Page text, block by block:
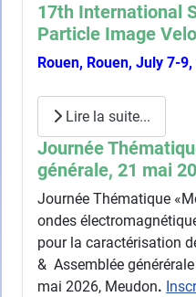
17th International
Particle Image
Rouen, Rouen, July 7-
Lire la suite...
Journée
générale, 21 mai
Journée Thématique
ondes
pour la caractérisation
& Assemblée
mai 2026, Meudon.